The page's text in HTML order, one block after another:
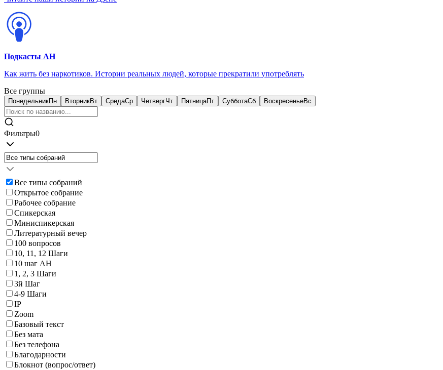
Подкасты АН
Как жить без наркотиков. Истории реальных людей, которые прекратили употреблять
Все группы
ПонедельникПн ВторникВт СредаСр ЧетвергЧт ПятницаПт СубботаСб ВоскресеньеВс
Фильтры0
Все типы собраний
Открытое собрание
Рабочее собрание
Спикерская
Миниспикерская
Литературный вечер
100 вопросов
10, 11, 12 Шаги
10 шаг АН
1, 2, 3 Шаги
3й Шаг
4-9 Шаги
IP
Zoom
Базовый текст
Без мата
Без телефона
Благодарности
Блокнот (вопрос/ответ)